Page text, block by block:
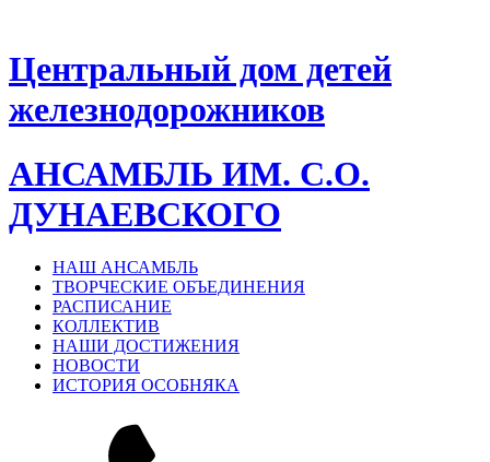
Центральный дом детей
железнодорожников
АНСАМБЛЬ ИМ. С.О.
ДУНАЕВСКОГО
НАШ АНСАМБЛЬ
ТВОРЧЕСКИЕ ОБЪЕДИНЕНИЯ
РАСПИСАНИЕ
КОЛЛЕКТИВ
НАШИ ДОСТИЖЕНИЯ
НОВОСТИ
ИСТОРИЯ ОСОБНЯКА